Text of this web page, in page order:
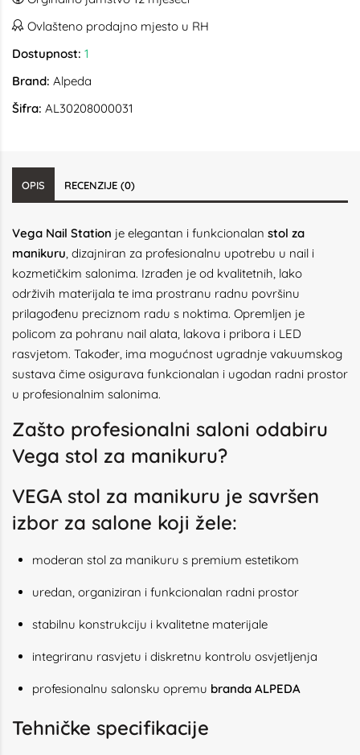
Ovlašteno prodajno mjesto u RH
Dostupnost: 1
Brand: Alpeda
Šifra: AL30208000031
OPIS RECENZIJE (0)
Vega Nail Station je elegantan i funkcionalan stol za
manikuru, dizajniran za profesionalnu upotrebu u nail i
kozmetičkim salonima. Izrađen je od kvalitetnih, lako
održivih materijala te ima prostranu radnu površinu
prilagođenu preciznom radu s noktima. Opremljen je
policom za pohranu nail alata, lakova i pribora i LED
rasvjetom. Također, ima mogućnost ugradnje vakuumskog
sustava čime osigurava funkcionalan i ugodan radni prostor
u profesionalnim salonima.
Zašto profesionalni saloni odabiru
Vega stol za manikuru?
VEGA stol za manikuru je savršen
izbor za salone koji žele:
moderan stol za manikuru s premium estetikom
uredan, organiziran i funkcionalan radni prostor
stabilnu konstrukciju i kvalitetne materijale
integriranu rasvjetu i diskretnu kontrolu osvjetljenja
profesionalnu salonsku opremu branda ALPEDA
Tehničke specifikacije